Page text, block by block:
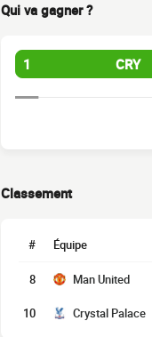
Qui va gagner ?
1 CRY
Classement
# Équipe
8 Man United
10 Crystal Palace